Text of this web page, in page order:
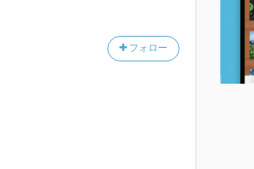
フォロー